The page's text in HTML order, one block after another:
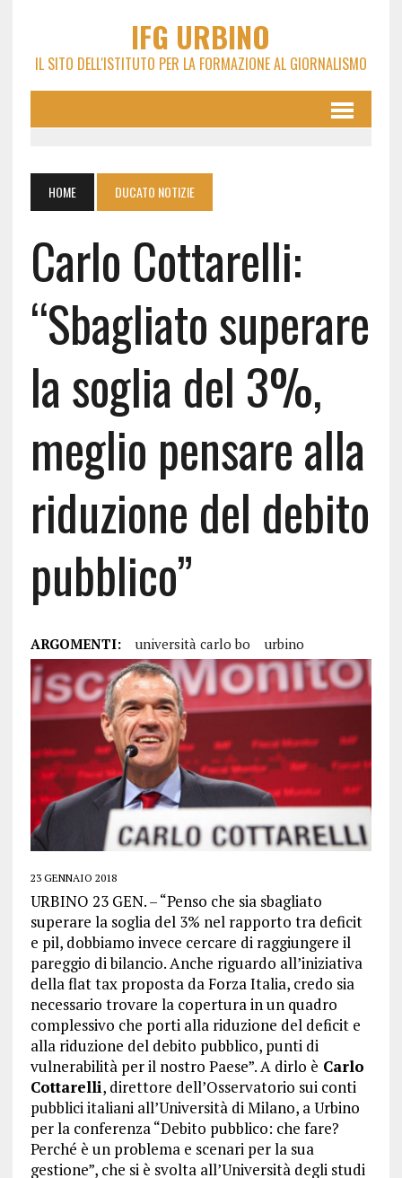
IFG URBINO
IL SITO DELL'ISTITUTO PER LA FORMAZIONE AL GIORNALISMO
HOME DUCATO NOTIZIE
Carlo Cottarelli:
“Sbagliato superare
la soglia del 3%,
meglio pensare alla
riduzione del debito
pubblico”
ARGOMENTI: università carlo bo urbino
23 GENNAIO 2018
URBINO 23 GEN. – “Penso che sia sbagliato
superare la soglia del 3% nel rapporto tra deficit
e pil, dobbiamo invece cercare di raggiungere il
pareggio di bilancio. Anche riguardo all’iniziativa
della flat tax proposta da Forza Italia, credo sia
necessario trovare la copertura in un quadro
complessivo che porti alla riduzione del deficit e
alla riduzione del debito pubblico, punti di
vulnerabilità per il nostro Paese”. A dirlo è Carlo
Cottarelli, direttore dell’Osservatorio sui conti
pubblici italiani all’Università di Milano, a Urbino
per la conferenza “Debito pubblico: che fare?
Perché è un problema e scenari per la sua
gestione”, che si è svolta all’Università degli studi